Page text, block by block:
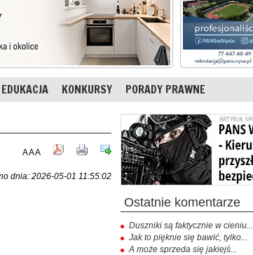
EDUKACJA KONKURSY PORADY PRAWNE
AAA
dnia: 2026-05-01 11:55:02
ostatnie komentarze
Duszniki są faktycznie w cieniu...
Jak to pięknie się bawić, tylko...
A może sprzeda się jakiejś...